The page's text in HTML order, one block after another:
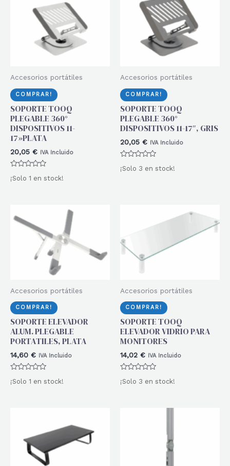
Accesorios portátiles
COMPRAR!
SOPORTE TOOQ
PLEGABLE 360°
DISPOSITIVOS 11-
17»PLATA
20,05 € IVA Incluido
con
¡Solo 1 en stock!
Accesorios portátiles
COMPRAR!
SOPORTE TOOQ
PLEGABLE 360°
DISPOSITIVOS 11-17″, GRIS
20,05 € IVA Incluido
con
¡Solo 3 en stock!
Accesorios portátiles
COMPRAR!
SOPORTE ELEVADOR
ALUM. PLEGABLE
PORTATILES, PLATA
14,60 € IVA Incluido
Valorado
con
¡Solo 1 en stock!
Accesorios portátiles
COMPRAR!
SOPORTE TOOQ
ELEVADOR VIDRIO PARA
MONITORES
14,02 € IVA Incluido
Valorado
con
¡Solo 3 en stock!